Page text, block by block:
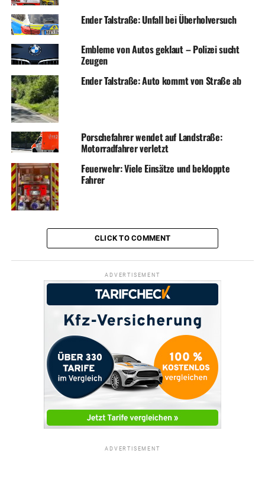
Ender Talstraße: Unfall bei Überholversuch
Embleme von Autos geklaut – Polizei sucht
Zeugen
Ender Talstraße: Auto kommt von Straße ab
Porschefahrer wendet auf Landstraße:
Motorradfahrer verletzt
Feuerwehr: Viele Einsätze und bekloppte
Fahrer
CLICK TO COMMENT
ADVERTISEMENT
ADVERTISEMENT